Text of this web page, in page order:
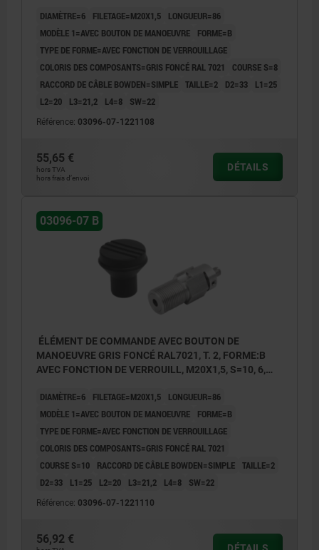
COMP:THERMOPLASTIQUE
DIAMÈTRE=6 FILETAGE=M20X1,5
LONGUEUR=86
MODÈLE 1=AVEC BOUTON DE MANOEUVRE
FORME=B
TYPE DE FORME=AVEC FONCTION DE VERROUILLAGE
COLORIS DES COMPOSANTS=GRIS FONCÉ RAL 7021
COURSE S=8
RACCORD DE CÂBLE BOWDEN=SIMPLE TAILLE=2 D2=33
L1=25
L2=20
L3=21,2 L4=8 SW=22
Référence: 03096-07-1221108
55,65 €
hors TVA
hors frais d’envoi
DÉTAILS
03096-07 B
ÉLÉMENT DE COMMANDE AVEC BOUTON DE
MANOEUVRE GRIS FONCÉ RAL7021, T. 2, FORME:B
AVEC FONCTION DE VERROUILL, M20X1,5, S=10, 6,
COMP:THERMOPLASTIQUE
DIAMÈTRE=6 FILETAGE=M20X1,5
LONGUEUR=86
MODÈLE 1=AVEC BOUTON DE MANOEUVRE
FORME=B
TYPE DE FORME=AVEC FONCTION DE VERROUILLAGE
COLORIS DES COMPOSANTS=GRIS FONCÉ RAL 7021
COURSE S=10
RACCORD DE CÂBLE BOWDEN=SIMPLE TAILLE=2
D2=33
L1=25 L2=20 L3=21,2 L4=8 SW=22
Référence: 03096-07-1221110
56,92 €
DÉTAILS